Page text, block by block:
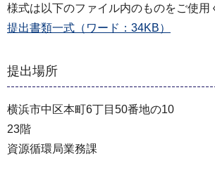
様式は以下のファイル内のものをご使用
提出書類一式（ワード：34KB）
提出場所
横浜市中区本町6丁目50番地の10
23階
資源循環局業務課